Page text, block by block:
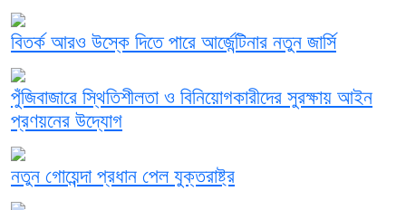
বিতর্ক আরও উস্কে দিতে পারে আর্জেন্টিনার নতুন জার্সি
পুঁজিবাজারে স্থিতিশীলতা ও বিনিয়োগকারীদের সুরক্ষায় আইন
প্রণয়নের উদ্যোগ
নতুন গোয়েন্দা প্রধান পেল যুক্তরাষ্ট্র